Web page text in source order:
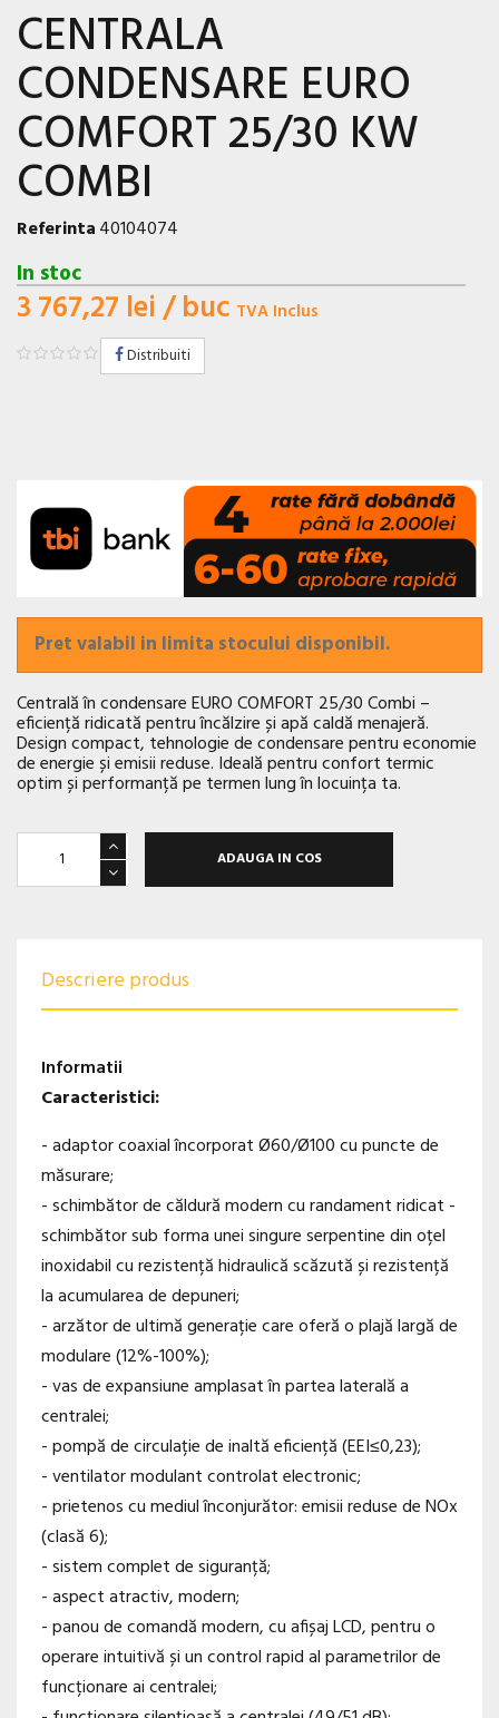
CENTRALA
CONDENSARE EURO
COMFORT 25/30 KW
COMBI
Referinta40104074
In stoc
3 767,27 lei/ buc TVA Inclus
Distribuiti
Pret valabil in limita stocului disponibil.
Centrală în condensare EURO COMFORT 25/30 Combi –
eficiență ridicată pentru încălzire și apă caldă menajeră.
Design compact, tehnologie de condensare pentru economie
de energie și emisii reduse. Ideală pentru confort termic
optim și performanță pe termen lung în locuința ta.
ADAUGA IN COS
Descriere produs
Informatii
Caracteristici:
- adaptor coaxial încorporat Ø60/Ø100 cu puncte de
măsurare;
- schimbător de căldură modern cu randament ridicat -
schimbător sub forma unei singure serpentine din oțel
inoxidabil cu rezistență hidraulică scăzută și rezistență
la acumularea de depuneri;
- arzător de ultimă generație care oferă o plajă largă de
modulare (12%-100%);
- vas de expansiune amplasat în partea laterală a
centralei;
- pompă de circulație de inaltă eficiență (EEI≤0,23);
- ventilator modulant controlat electronic;
- prietenos cu mediul înconjurător: emisii reduse de NOx
(clasă 6);
- sistem complet de siguranță;
- aspect atractiv, modern;
- panou de comandă modern, cu afișaj LCD, pentru o
operare intuitivă și un control rapid al parametrilor de
funcționare ai centralei;